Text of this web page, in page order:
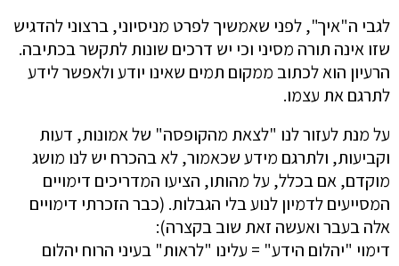
לגבי ה"איך", לפני שאמשיך לפרט מניסיוני, ברצוני להדגיש
שזו אינה תורה מסיני וכי יש דרכים שונות לתקשר בכתיבה.
הרעיון הוא לכתוב ממקום תמים שאינו יודע ולאפשר לידע
לתרגם את עצמו.
על מנת לעזור לנו "לצאת מהקופסה" של אמונות, דעות
וקביעות, ולתרגם מידע שכאמור, לא בהכרח יש לנו מושג
מוקדם, אם בכלל, על מהותו, הציעו המדריכים דימויים
המסייעים לדמיון לנוע בלי הגבלות. (כבר הזכרתי דימויים
אלה בעבר ואעשה זאת שוב בקצרה):
דימוי "יהלום הידע" = עלינו "לראות" בעיני הרוח יהלום